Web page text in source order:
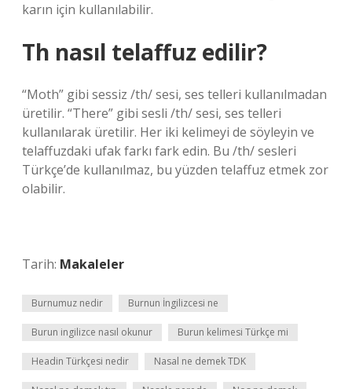
karın için kullanılabilir.
Th nasıl telaffuz edilir?
“Moth” gibi sessiz /th/ sesi, ses telleri kullanılmadan
üretilir. “There” gibi sesli /th/ sesi, ses telleri
kullanılarak üretilir. Her iki kelimeyi de söyleyin ve
telaffuzdaki ufak farkı fark edin. Bu /th/ sesleri
Türkçe’de kullanılmaz, bu yüzden telaffuz etmek zor
olabilir.
Tarih: Makaleler
Burnumuz nedir Burnun İngilizcesi ne
Burun ingilizce nasıl okunur Burun kelimesi Türkçe mi
Headin Türkçesi nedir Nasal ne demek TDK